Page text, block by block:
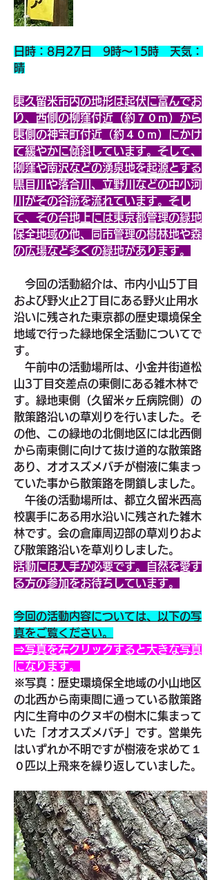
日時：8月27日　9時～15時　天気：
晴
東久留米市内の地形は起伏に富んでお
り、西側の柳窪付近（約７０ｍ）から
東側の神宝町付近（約４０ｍ）にかけ
て緩やかに傾斜しています。そして、
柳窪や南沢などの湧泉地を起源とする
黒目川や落合川、立野川などの中小河
川がその谷筋を流れています。そし
て、その台地上には東京都管理の緑地
保全地域の他、同市管理の樹林地や森
の広場など多くの緑地があります。
今回の活動紹介は、市内小山5丁目
および野火止2丁目にある野火止用水
沿いに残された東京都の歴史環境保全
地域で行った緑地保全活動についてで
す。
午前中の活動場所は、小金井街道松
山3丁目交差点の東側にある雑木林で
す。緑地東側（久留米ヶ丘病院側）の
散策路沿いの草刈りを行いました。そ
の他、この緑地の北側地区には北西側
から南東側に向けて抜け道的な散策路
あり、オオスズメバチが樹液に集まっ
ていた事から散策路を閉鎖しました。
午後の活動場所は、都立久留米西高
校裏手にある用水沿いに残された雑木
林です。会の倉庫周辺部の草刈りおよ
び散策路沿いを草刈りしました。
活動には人手が必要です。自然を愛す
る方の参加をお待ちしています。
今回の活動内容については、以下の写
真をご覧ください。
⇒写真を左クリックすると大きな写真
になります。
※写真：歴史環境保全地域の小山地区
の北西から南東間に通っている散策路
内に生育中のクヌギの樹木に集まって
いた「オオスズメバチ」です。営巣先
はいずれか不明ですが樹液を求めて１
０匹以上飛来を繰り返していました。